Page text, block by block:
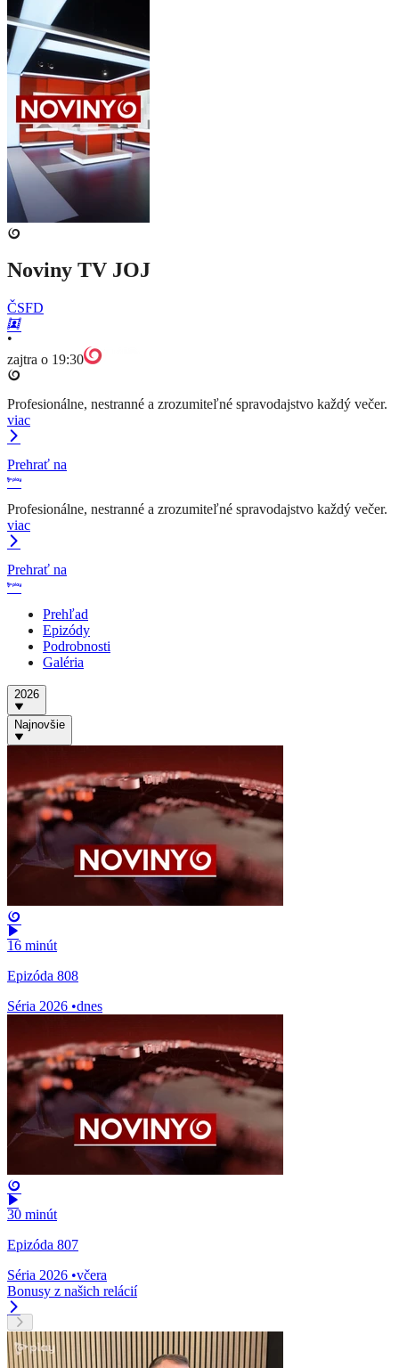
Noviny TV JOJ
ČSFD
•
zajtra o 19:30
Profesionálne, nestranné a zrozumiteľné spravodajstvo každý večer.
viac
Prehrať na
Profesionálne, nestranné a zrozumiteľné spravodajstvo každý večer.
viac
Prehrať na
Prehľad
Epizódy
Podrobnosti
Galéria
2026
Najnovšie
16 minút
Epizóda 808
Séria 2026 •dnes
30 minút
Epizóda 807
Séria 2026 •včera
Bonusy z našich relácií